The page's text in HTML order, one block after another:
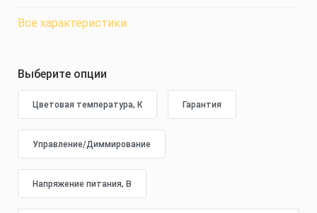
Все характеристики
Выберите опции